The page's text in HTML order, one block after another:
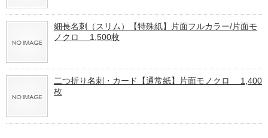
細長名刺（スリム）【特殊紙】片面フルカラー/片面モ
ノクロ 1,500枚
二つ折り名刺・カード【通常紙】片面モノクロ 1,400
枚